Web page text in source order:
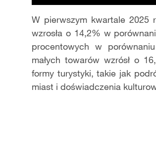
Video
W pierwszym kwartale 2025
wzrosła o 14,2% w
procentowych w
małych towarów wzrósł o
formy turystyki, takie jak
miast i doświadczenia